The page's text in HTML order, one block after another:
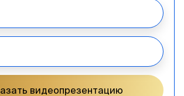
видеопрезентацию